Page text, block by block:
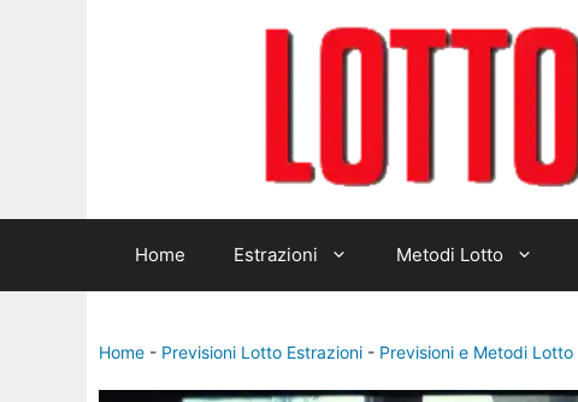
Home Estrazioni Metodi Lotto
Home - Previsioni Lotto Estrazioni - Previsioni e Metodi Lotto